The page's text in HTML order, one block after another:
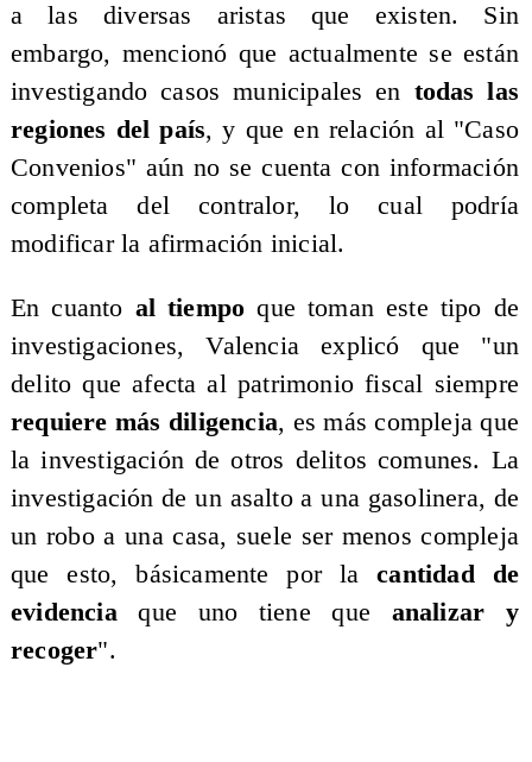
a las diversas aristas que existen. Sin
embargo, mencionó que actualmente se están
investigando casos municipales en todas las
regiones del país, y que en relación al "Caso
Convenios" aún no se cuenta con información
completa del contralor, lo cual podría
modificar la afirmación inicial.
En cuanto al tiempo que toman este tipo de
investigaciones, Valencia explicó que "un
delito que afecta al patrimonio fiscal siempre
requiere más diligencia, es más compleja que
la investigación de otros delitos comunes. La
investigación de un asalto a una gasolinera, de
un robo a una casa, suele ser menos compleja
que esto, básicamente por la cantidad de
evidencia que uno tiene que analizar y
recoger".